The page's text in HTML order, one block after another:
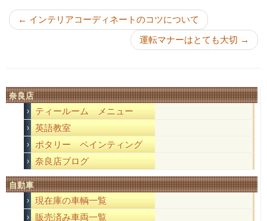
← インテリアコーディネートのコツについて
運転マナーはとても大切 →
奈良店
ティールーム メニュー
英語教室
ポタリー ペインティング
奈良店ブログ
自動車
現在庫の車輌一覧
販売済み車両一覧